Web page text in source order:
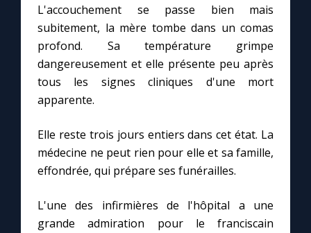
Questions-réponses
Prier au quotidien
Avec Thérèse de Lisieux
L'Évangile chaque jour
Marie qui défait les nœuds
L'accouchement se passe bien mais
subitement, la mère tombe dans un comas
profond. Sa température grimpe
dangereusement et elle présente peu après
tous les signes cliniques d'une mort
apparente.
Elle reste trois jours entiers dans cet état. La
médecine ne peut rien pour elle et sa famille,
effondrée, qui prépare ses funérailles.
L'une des infirmières de l'hôpital a une
grande admiration pour le franciscain